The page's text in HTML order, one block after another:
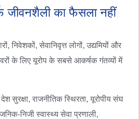
जीवनशैली का फैसला नहीं
निवेशकों, सेवानिवृत्त लोगों, उद्यमियों और
के लिए यूरोप के सबसे आकर्षक गंतव्यों में
सुरक्षा, राजनीतिक स्थिरता, यूरोपीय संघ
निजी स्वास्थ्य सेवा प्रणाली,